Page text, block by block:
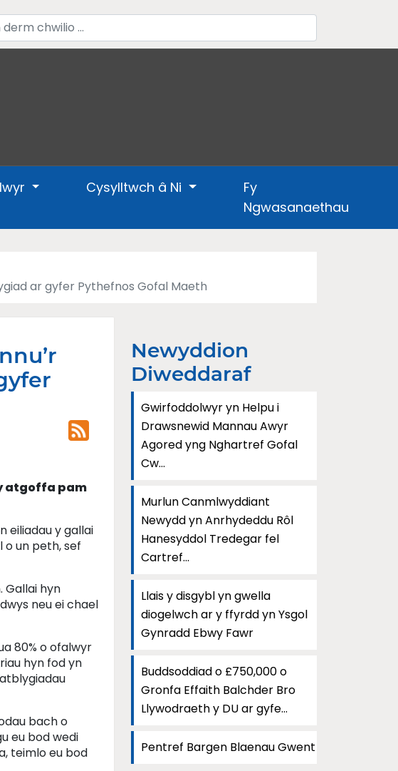
Cysylltwch â Ni
Fy
Ngwasanaethau
ar gyfer Pythefnos Gofal Maeth
atgoffa pam
eiliadau y gallai
un peth, sef
Gallai hyn
neu ei chael
80% o ofalwyr
hyn fod yn
bach o
eu bod wedi
teimlo eu bod
Newyddion
Diweddaraf
Gwirfoddolwyr yn Helpu i
Drawsnewid Mannau Awyr
Agored yng Nghartref Gofal
Cw...
Murlun Canmlwyddiant
Newydd yn Anrhydeddu Rôl
Hanesyddol Tredegar fel
Cartref...
Llais y disgybl yn gwella
diogelwch ar y ffyrdd yn Ysgol
Gynradd Ebwy Fawr
Buddsoddiad o £750,000 o
Gronfa Effaith Balchder Bro
Llywodraeth y DU ar gyfe...
Pentref Bargen Blaenau Gwent